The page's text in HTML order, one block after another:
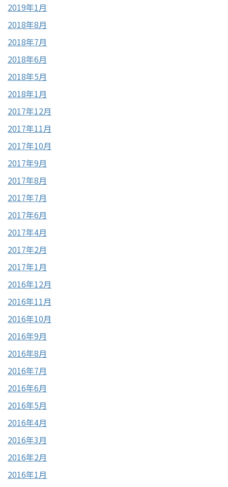
2019年1月
2018年8月
2018年7月
2018年6月
2018年5月
2018年1月
2017年12月
2017年11月
2017年10月
2017年9月
2017年8月
2017年7月
2017年6月
2017年4月
2017年2月
2017年1月
2016年12月
2016年11月
2016年10月
2016年9月
2016年8月
2016年7月
2016年6月
2016年5月
2016年4月
2016年3月
2016年2月
2016年1月